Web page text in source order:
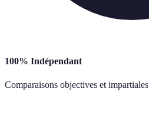
100% Indépendant
Comparaisons objectives et impartiales